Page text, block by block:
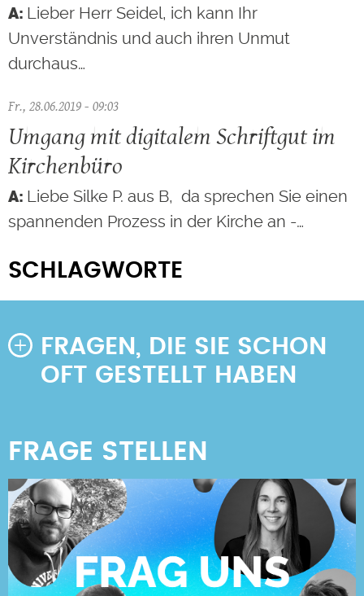
Lieber Herr Seidel, ich kann Ihr
Unverständnis und auch ihren Unmut
durchaus…
Fr., 28.06.2019 - 09:03
Umgang mit digitalem Schriftgut im
Kirchenbüro
Liebe Silke P. aus B, da sprechen Sie einen
spannenden Prozess in der Kirche an -…
SCHLAGWORTE
FRAGEN, DIE SIE SCHON
OFT GESTELLT HABEN